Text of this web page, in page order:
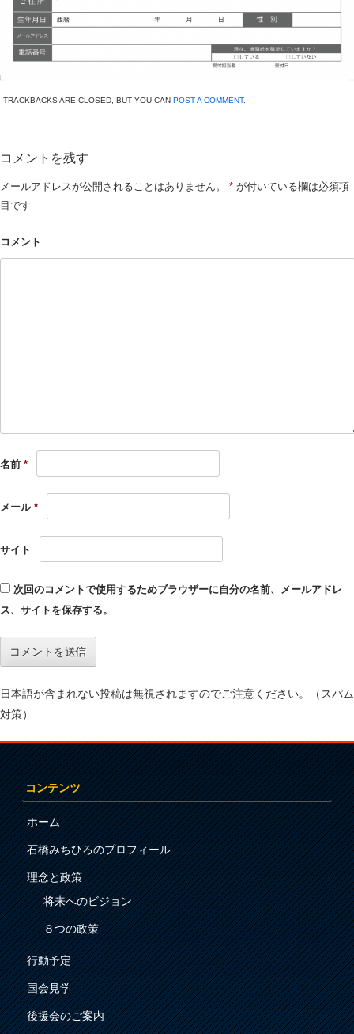
TRACKBACKS ARE CLOSED, BUT YOU CAN POST A COMMENT.
コメントを残す
メールアドレスが公開されることはありません。 * が付いている欄は必須項
目です
コメント
名前 *
メール *
サイト
次回のコメントで使用するためブラウザーに自分の名前、メールアドレ
ス、サイトを保存する。
日本語が含まれない投稿は無視されますのでご注意ください。（スパム
対策）
コンテンツ
ホーム
石橋みちひろのプロフィール
理念と政策
将来へのビジョン
８つの政策
行動予定
国会見学
後援会のご案内